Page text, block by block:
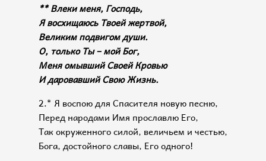
** Влеки меня, Господь,
Я восхищаюсь Твоей жертвой,
Великим подвигом души.
О, только Ты – мой Бог,
Меня омывший Своей Кровью
И даровавший Свою Жизнь.
2.* Я воспою для Спасителя новую песню,
Перед народами Имя прославлю Его,
Так окруженного силой, величьем и честью,
Бога, достойного славы, Его одного!